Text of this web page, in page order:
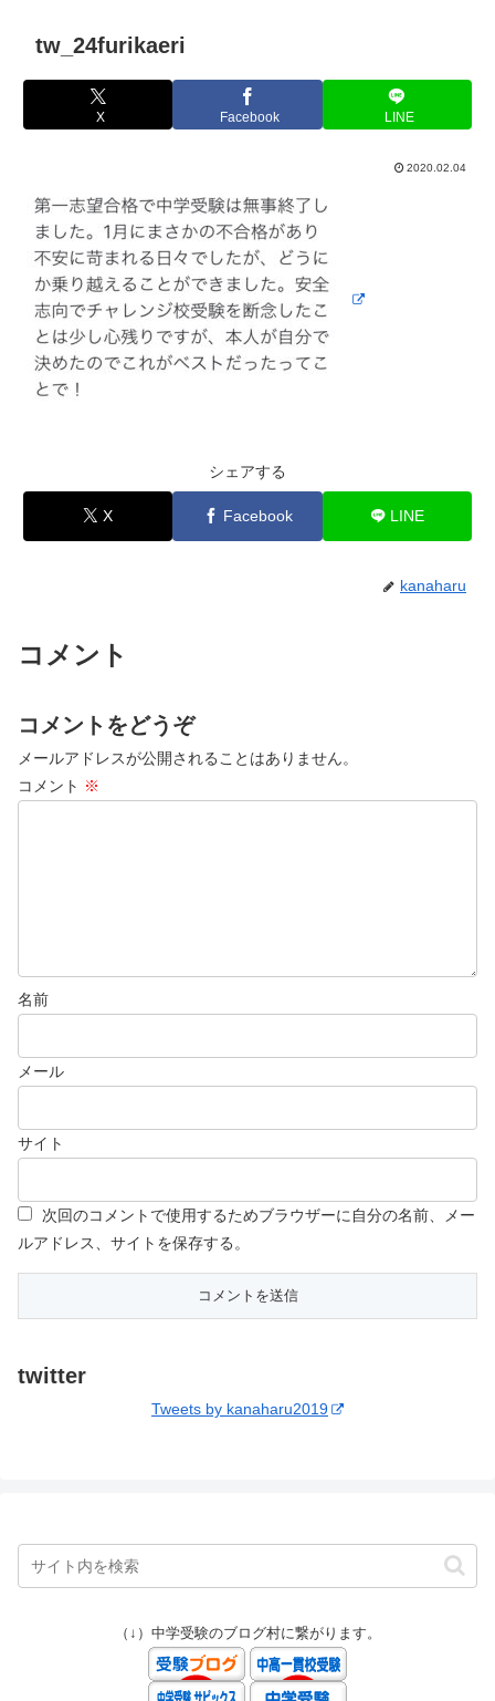
tw_24furikaeri
X Facebook LINE
2020.02.04
シェアする
X Facebook LINE
kanaharu
コメント
コメントをどうぞ
メールアドレスが公開されることはありません。
コメント ※
名前
メール
サイト
次回のコメントで使用するためブラウザーに自分の名前、メー
ルアドレス、サイトを保存する。
twitter
Tweets by kanaharu2019
（↓）中学受験のブログ村に繋がります。